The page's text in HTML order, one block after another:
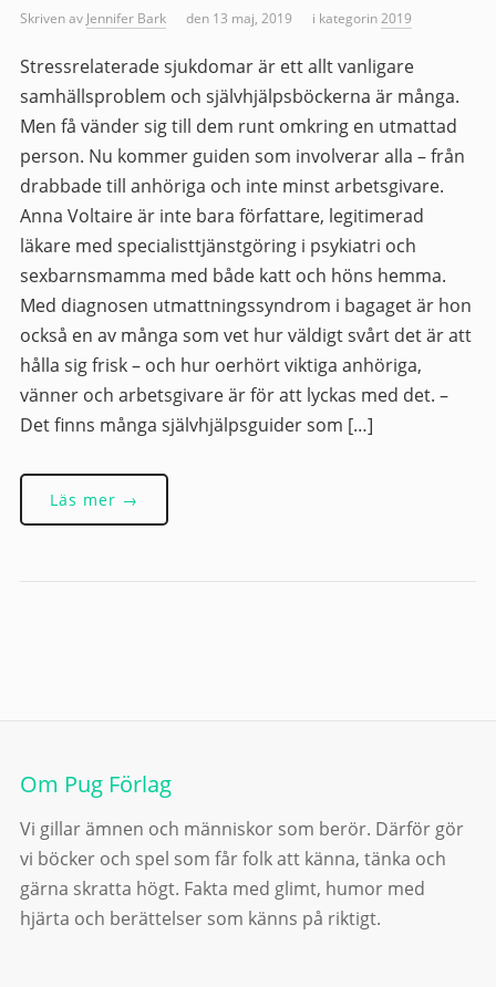
Skriven av Jennifer Bark den 13 maj, 2019 i kategorin2019
Stressrelaterade sjukdomar är ett allt vanligare
samhällsproblem och självhjälpsböckerna är många.
Men få vänder sig till dem runt omkring en utmattad
person. Nu kommer guiden som involverar alla – från
drabbade till anhöriga och inte minst arbetsgivare.
Anna Voltaire är inte bara författare, legitimerad
läkare med specialisttjänstgöring i psykiatri och
sexbarnsmamma med både katt och höns hemma.
Med diagnosen utmattningssyndrom i bagaget är hon
också en av många som vet hur väldigt svårt det är att
hålla sig frisk – och hur oerhört viktiga anhöriga,
vänner och arbetsgivare är för att lyckas med det. –
Det finns många självhjälpsguider som […]
Läs mer →
Om Pug Förlag
Vi gillar ämnen och människor som berör. Därför gör
vi böcker och spel som får folk att känna, tänka och
gärna skratta högt. Fakta med glimt, humor med
hjärta och berättelser som känns på riktigt.